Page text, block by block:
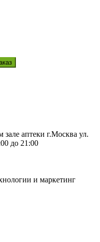
зале аптеки г.Москва ул.
до 21:00
и маркетинг